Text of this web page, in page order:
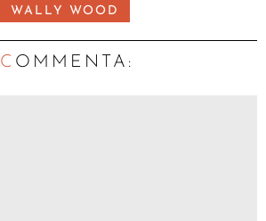
WALLY WOOD
C OMMENTA: